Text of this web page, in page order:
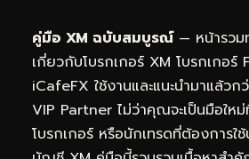
คู่มือ XM ฉบับสมบูรณ์— หน้ารว
เกี่ยวกับโบรกเกอร์ XM โบรกเกอร์
iCafeFX ใช้งานและแนะนำมาแล้วก
VIP Partner ไม่ว่าคุณจะเป็นมือให
โบรกเกอร์ หรือนักเทรดที่ต้องการใ